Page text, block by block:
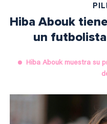
Hiba Abouk
un futbolista
Hiba Abouk muestra su